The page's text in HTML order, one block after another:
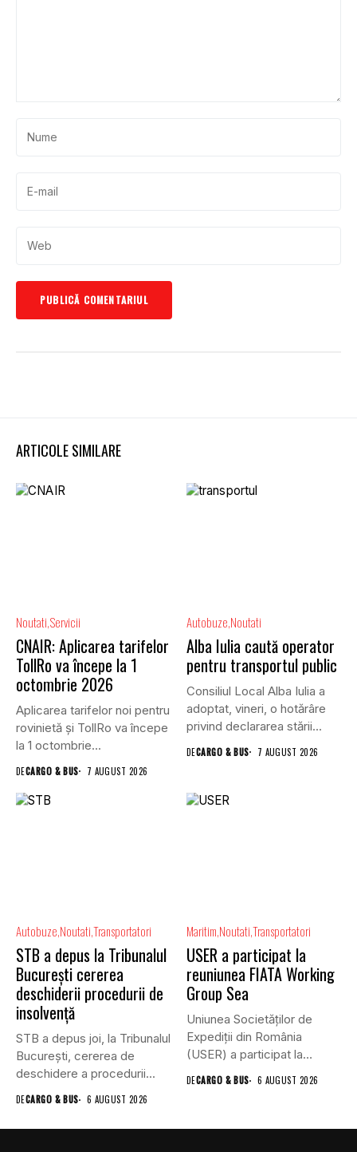
ARTICOLE SIMILARE
Noutati Servicii
CNAIR: Aplicarea tarifelor
TollRo va începe la 1
octombrie 2026
Aplicarea tarifelor noi pentru
rovinietă și TollRo va începe
la 1 octombrie...
DECARGO & BUS 7 AUGUST 2026
Autobuze Noutati
Alba Iulia caută operator
pentru transportul public
Consiliul Local Alba Iulia a
adoptat, vineri, o hotărâre
privind declararea stării...
DECARGO & BUS 7 AUGUST 2026
Autobuze NoutatiTransportatori
STB a depus la Tribunalul
București cererea
deschiderii procedurii de
insolvență
STB a depus joi, la Tribunalul
Bucureşti, cererea de
deschidere a procedurii...
DECARGO & BUS 6 AUGUST 2026
Maritim NoutatiTransportatori
USER a participat la
reuniunea FIATA Working
Group Sea
Uniunea Societăților de
Expediții din România
(USER) a participat la
reuniunea online...
DECARGO & BUS 6 AUGUST 2026